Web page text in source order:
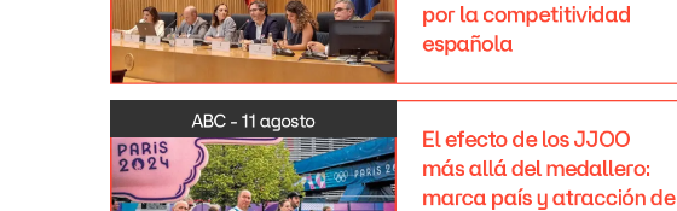
por la competitividad
española
Elefecto de los JJOO
másallá del medallero:
marca país yatracciónde
ABC - 11 agosto